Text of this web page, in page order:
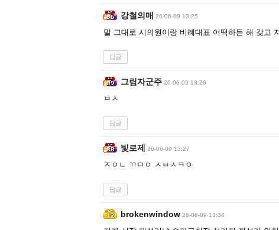
강철의매 26-06-09 13:25
말 그대로 시의원이랑 비례대표 어떡하든 해 갖고
답글
그림자군주 26-06-09 13:26
ㅂㅅ
답글
빛로제 26-06-09 13:27
ㅈㅇㄴ ㄲㅁㅇ ㅅㅂㅅㅋㅇ
답글
brokenwindow 26-06-09 13:34